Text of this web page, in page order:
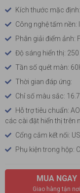
Kích thước mặc
Công nghệ tấm nền:
Phân giải điểm ảnh:
Độ sáng hiển thị:
Tần số quét màn:
Thời gian đáp ứng:
Chỉ số màu sắc:
Hỗ trợ tiêu chuẩn:
các cài đặt hiển thị trên
Cổng cắm kết nối:
Phụ kiện trong hộp:
MUA NGAY
Giao hàng tận nơi